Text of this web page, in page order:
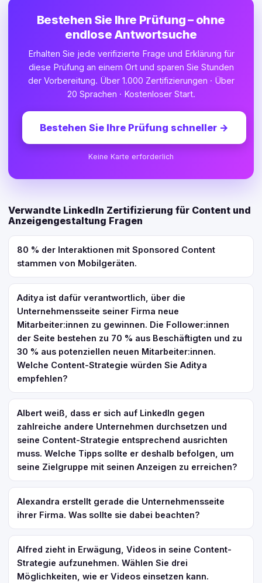
Bestehen Sie Ihre Prüfung – ohne
endlose Antwortsuche
Erhalten Sie jede verifizierte Frage und Erklärung für
diese Prüfung an einem Ort und sparen Sie Stunden
der Vorbereitung. Über 1.000 Zertifizierungen · Über
20 Sprachen · Kostenloser Start.
Bestehen Sie Ihre Prüfung schneller →
Keine Karte erforderlich
Verwandte LinkedIn Zertifizierung für Content und
Anzeigengestaltung Fragen
80 % der Interaktionen mit Sponsored Content
stammen von Mobilgeräten.
Aditya ist dafür verantwortlich, über die
Unternehmensseite seiner Firma neue
Mitarbeiter:innen zu gewinnen. Die Follower:innen
der Seite bestehen zu 70 % aus Beschäftigten und zu
30 % aus potenziellen neuen Mitarbeiter:innen.
Welche Content-Strategie würden Sie Aditya
empfehlen?
Albert weiß, dass er sich auf LinkedIn gegen
zahlreiche andere Unternehmen durchsetzen und
seine Content-Strategie entsprechend ausrichten
muss. Welche Tipps sollte er deshalb befolgen, um
seine Zielgruppe mit seinen Anzeigen zu erreichen?
Alexandra erstellt gerade die Unternehmensseite
ihrer Firma. Was sollte sie dabei beachten?
Alfred zieht in Erwägung, Videos in seine Content-
Strategie aufzunehmen. Wählen Sie drei
Möglichkeiten, wie er Videos einsetzen kann.